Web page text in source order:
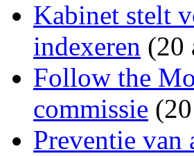
Kabinet stelt
indexeren (20
Follow the
commissie
Preventie